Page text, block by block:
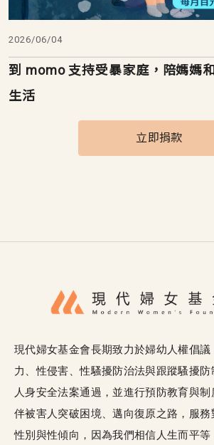
2026/06/04
到 momo 支持受暴家庭，陪媽媽
生活
立即捐款
現代婦女基金會長期致力於婦幼人權倡
力、性侵害、性騷擾防治法與跟蹤騷擾
人身安全法案通過，並進行預防教育與
伴被害人突破困境、邁向復原之路，服務
性別與性傾向，因為我們相信人生而平